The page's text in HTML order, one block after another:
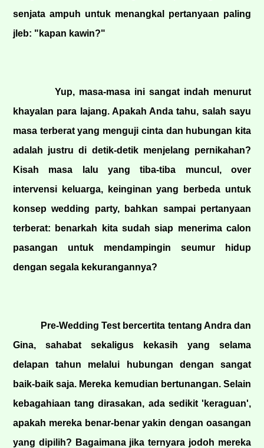
senjata ampuh untuk menangkal pertanyaan paling
jleb: "kapan kawin?"
Yup, masa-masa ini sangat indah menurut
khayalan para lajang. Apakah Anda tahu, salah sayu
masa terberat yang menguji cinta dan hubungan kita
adalah justru di detik-detik menjelang pernikahan?
Kisah masa lalu yang tiba-tiba muncul, over
intervensi keluarga, keinginan yang berbeda untuk
konsep wedding party, bahkan sampai pertanyaan
terberat: benarkah kita sudah siap menerima calon
pasangan untuk mendampingin seumur hidup
dengan segala kekurangannya?
Pre-Wedding Test bercertita tentang Andra dan
Gina, sahabat sekaligus kekasih yang selama
delapan tahun melalui hubungan dengan sangat
baik-baik saja. Mereka kemudian bertunangan. Selain
kebagahiaan tang dirasakan, ada sedikit 'keraguan',
apakah mereka benar-benar yakin dengan oasangan
yang dipilih? Bagaimana jika ternyara jodoh mereka